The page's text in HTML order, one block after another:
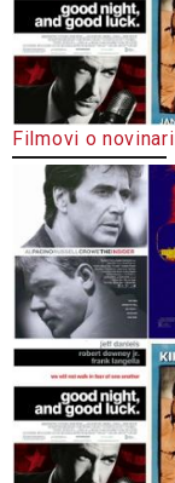
Filmovi o